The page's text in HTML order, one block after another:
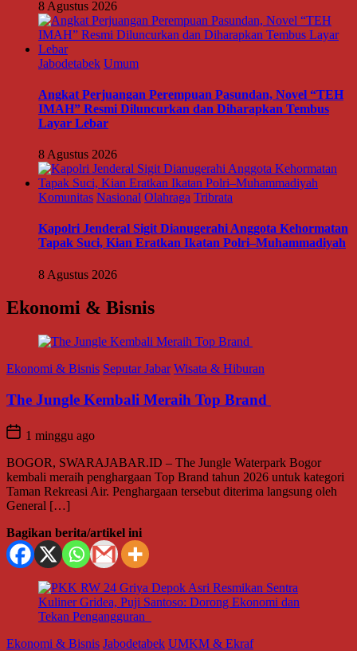
8 Agustus 2026
Jabodetabek Umum
Angkat Perjuangan Perempuan Pasundan, Novel “TEH
IMAH” Resmi Diluncurkan dan Diharapkan Tembus
Layar Lebar
8 Agustus 2026
Komunitas Nasional Olahraga Tribrata
Kapolri Jenderal Sigit Dianugerahi Anggota Kehormatan
Tapak Suci, Kian Eratkan Ikatan Polri–Muhammadiyah
8 Agustus 2026
Ekonomi & Bisnis
Ekonomi & Bisnis Seputar Jabar Wisata & Hiburan
The Jungle Kembali Meraih Top Brand
1 minggu ago
BOGOR, SWARAJABAR.ID – The Jungle Waterpark Bogor
kembali meraih penghargaan Top Brand tahun 2026 untuk kategori
Taman Rekreasi Air. Penghargaan tersebut diterima langsung oleh
General […]
Bagikan berita/artikel ini
Ekonomi & Bisnis Jabodetabek UMKM & Ekraf